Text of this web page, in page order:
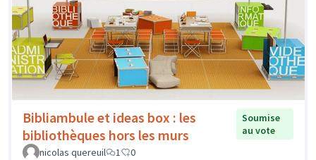
Bibliambule et ideas box : les
bibliothèques hors les murs
Soumise
au vote
nicolas quereuil
1 0